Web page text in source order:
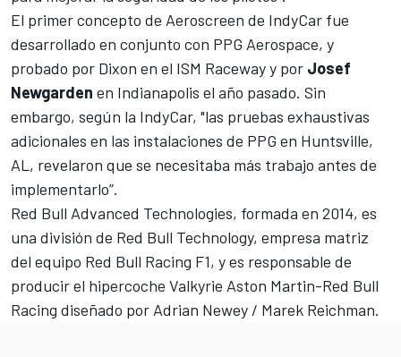
El primer concepto de Aeroscreen de IndyCar fue
desarrollado en conjunto con PPG Aerospace, y
probado por Dixon en el ISM Raceway y por Josef
Newgarden en Indianapolis el año pasado. Sin
embargo, según la IndyCar, "las pruebas exhaustivas
adicionales en las instalaciones de PPG en Huntsville,
AL, revelaron que se necesitaba más trabajo antes de
implementarlo”.
Red Bull Advanced Technologies, formada en 2014, es
una división de Red Bull Technology, empresa matriz
del equipo Red Bull Racing F1, y es responsable de
producir el hipercoche Valkyrie Aston Martin-Red Bull
Racing diseñado por Adrian Newey / Marek Reichman.